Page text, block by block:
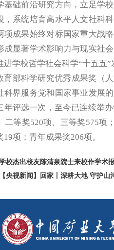
基础前沿研究方向，立足学
，系统培育高水平人文社科
项成果始终对标国家重大战
成显著学术影响力与现实社
进学校哲学社会科学“十五五
育部科学研究优秀成果奖（
科界服务党和国家事业发展
年评选一次，至今已连续举
二等奖520项、三等奖575项
19项；青年成果奖206项。
校杰出校友陈清泉院士来校作学术
【央视新闻】回家丨深耕大地 守护